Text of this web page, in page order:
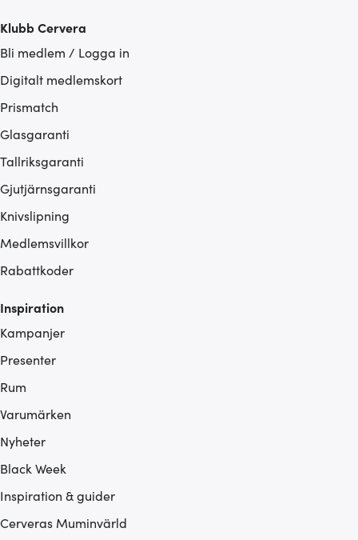
Klubb Cervera
Bli medlem / Logga in
Digitalt medlemskort
Prismatch
Glasgaranti
Tallriksgaranti
Gjutjärnsgaranti
Knivslipning
Medlemsvillkor
Rabattkoder
Inspiration
Kampanjer
Presenter
Rum
Varumärken
Nyheter
Black Week
Inspiration & guider
Cerveras Muminvärld